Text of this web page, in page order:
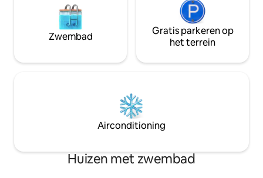
Zwembad
Gratis parkeren op
het terrein
Airconditioning
Huizen met zwembad